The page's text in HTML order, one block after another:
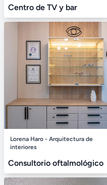
Centro de TV y bar
Lorena Haro - Arquitectura de
interiores
Consultorio oftalmológico